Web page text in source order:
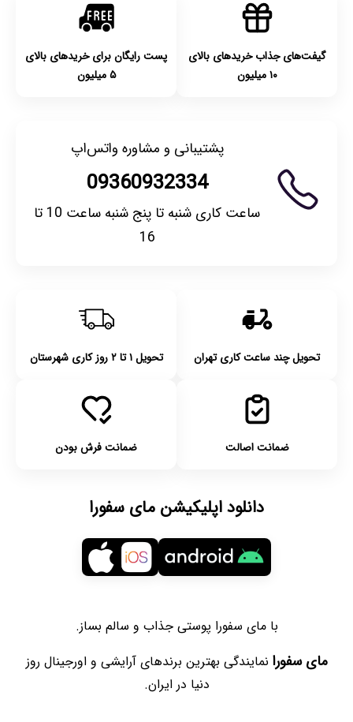
گیفت‌های جذاب خریدهای بالای
۱۰ میلیون
پست رایگان برای خریدهای بالای
۵ میلیون
پشتیبانی و مشاوره واتس‌اپ
09360932334
ساعت کاری شنبه تا پنج شنبه ساعت 10 تا
16
تحویل چند ساعت کاری تهران تحویل ۱ تا ۲ روز کاری شهرستان
ضمانت اصالت ضمانت فرش بودن
دانلود اپلیکیشن مای سفورا
با مای سفورا پوستی جذاب و سالم بساز.
مای سفورا نمایندگی بهترین برندهای آرایشی و اورجینال روز
دنیا در ایران.